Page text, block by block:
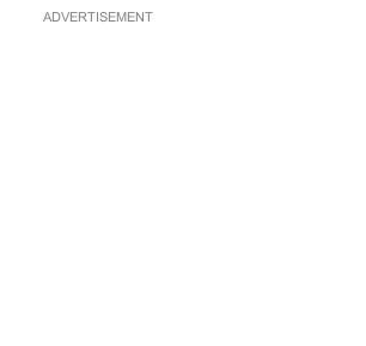
ADVERTISEMENT